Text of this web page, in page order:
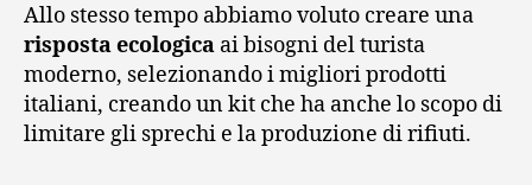
Allo stesso tempo abbiamo voluto creare una
risposta ecologica ai bisogni del turista
moderno, selezionando i migliori prodotti
italiani, creando un kit che ha anche lo scopo di
limitare gli sprechi e la produzione di rifiuti.